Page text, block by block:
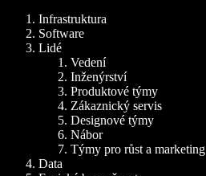
Infrastruktura
Software
Lidé
Vedení
Inženýrství
Produktové týmy
Zákaznický servis
Designové týmy
Nábor
Týmy pro růst a marketing
Data